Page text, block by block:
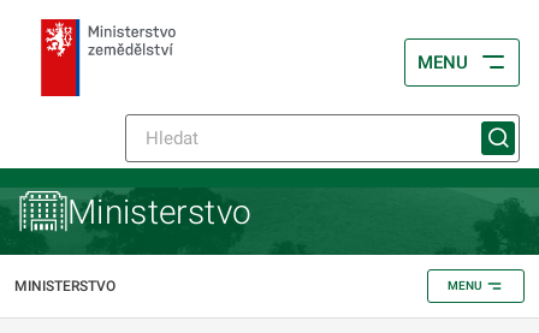
MENU
Ministerstvo
MINISTERSTVO MENU